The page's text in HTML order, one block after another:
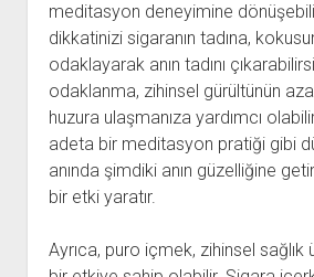
meditasyon deneyimine
dikkatinizi sigaranın tadına,
odaklayarak anın tadını
odaklanma, zihinsel gürültünün
huzura ulaşmanıza yardımcı
adeta bir meditasyon pratiği gibi
anında şimdiki anın güzelliğine
bir etki yaratır.
Ayrıca, puro içmek, zihinsel sağlık